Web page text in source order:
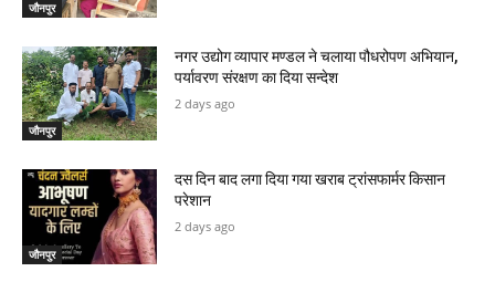
जौनपुर
जौनपुर
नगर उद्योग व्यापार मण्डल ने चलाया पौधरोपण अभियान,
पर्यावरण संरक्षण का दिया सन्देश
2 days ago
जौनपुर
दस दिन बाद लगा दिया गया खराब ट्रांसफार्मर किसान
परेशान
2 days ago